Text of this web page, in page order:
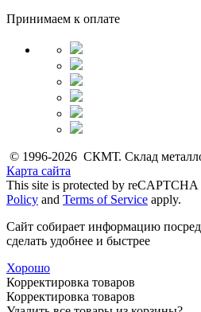
Принимаем к оплате
© 1996-2026 СКМТ. Склад
Карта сайта
This site is protected by reCAPTCHA
Policy and Terms of Service apply.
Сайт собирает информацию
сделать удобнее и быстрее
Хорошо
Корректировка товаров
Корректировка товаров